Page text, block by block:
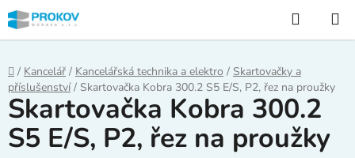
Přejít
na
obsah
Hledat
Domů
/ Kancelář / Kancelářská technika a elektro / Skartovačky a
příslušenství / Skartovačka Kobra 300.2 S5 E/S, P2, řez na proužky
Skartovačka Kobra 300.2
S5 E/S, P2, řez na proužky